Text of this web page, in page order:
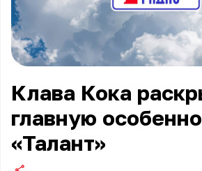
Клава Кока
главную
«Талант»